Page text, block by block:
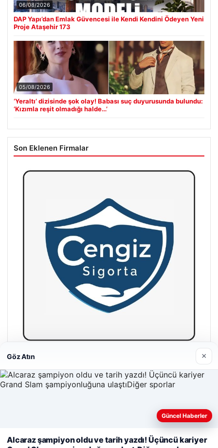
06/08/2026
DAP Yapı’dan Emlak Güvencesi ile Kendi Kendini Ödeyen Yeni
Proje Ataşehir 173
05/08/2026
‘Yeraltı’ dizisinde şok olay! Babası suç duyurusunda bulundu:
‘Kızımla reşit olmadığı halde…’
Son Eklenen Firmalar
Hastaş Beton
26/05/2026
Web sitemizi nasıl kullandığınızı daha iyi anlayabilmek,
kullanıyoruz.Çerez Politikamız
Göz Atın ×
Güncel Haberler
Alcaraz şampiyon oldu ve tarih yazdı! Üçüncü kariyer